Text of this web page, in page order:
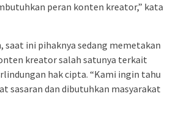
peran konten kreator,” kata
saat ini pihaknya sedang memetakan
kreator salah satunya terkait
hak cipta. “Kami ingin tahu
sasaran dan dibutuhkan masyarakat